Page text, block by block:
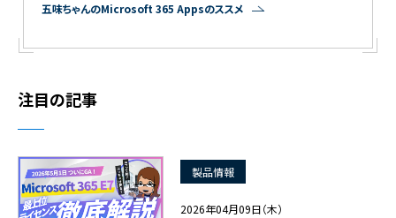
五味ちゃんのMicrosoft 365 Appsのススメ
注目の記事
製品情報
2026年04月09日（木）